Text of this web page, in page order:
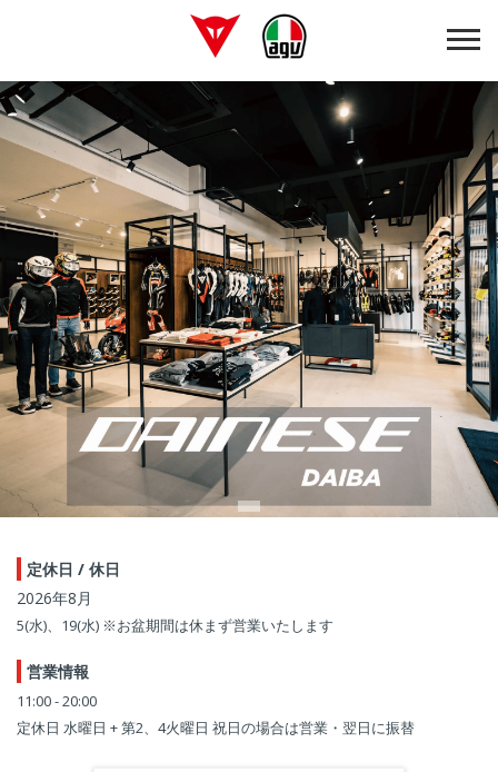
定休日 / 休日
2026年8月
5(水)、19(水) ※お盆期間は休まず営業いたします
営業情報
11:00 - 20:00
定休日 水曜日 + 第2、4火曜日 祝日の場合は営業・翌日に振替